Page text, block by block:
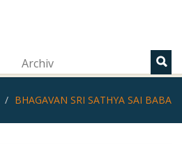
Archiv
BHAGAVAN SRI SATHYA SAI BABA